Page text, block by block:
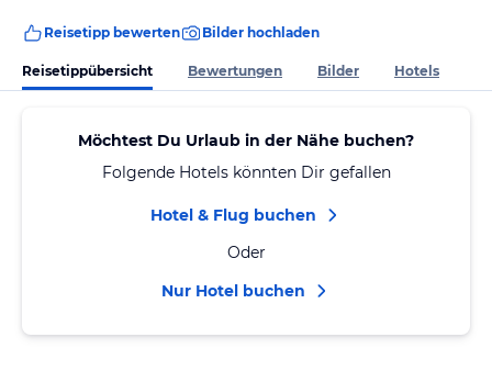
Reisetipp bewerten Bilder hochladen
Reisetippübersicht Bewertungen Bilder Hotels
Möchtest Du Urlaub in der Nähe buchen?
Folgende Hotels könnten Dir gefallen
Hotel & Flug buchen
Oder
Nur Hotel buchen